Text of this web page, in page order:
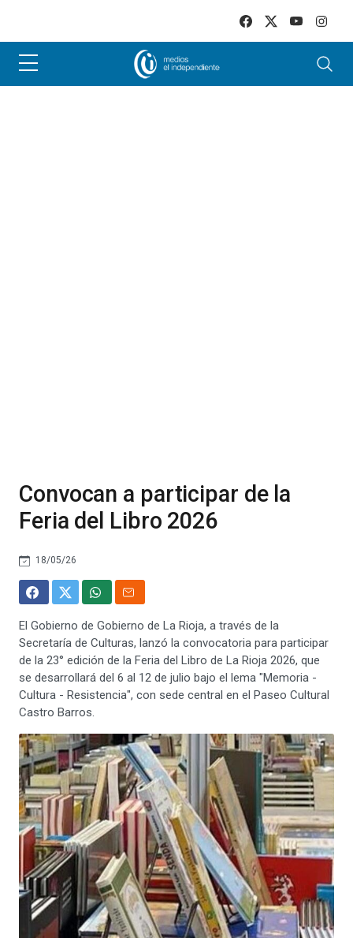
Convocan a participar de la
Feria del Libro 2026
18/05/26
El Gobierno de Gobierno de La Rioja, a través de la
Secretaría de Culturas, lanzó la convocatoria para participar
de la 23° edición de la Feria del Libro de La Rioja 2026, que
se desarrollará del 6 al 12 de julio bajo el lema "Memoria -
Cultura - Resistencia", con sede central en el Paseo Cultural
Castro Barros.